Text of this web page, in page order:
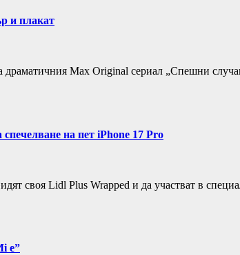
и плакат
Max Original сериал „Спешни
на пет iPhone 17 Pro
своя Lidl Plus Wrapped и да участват в
e”